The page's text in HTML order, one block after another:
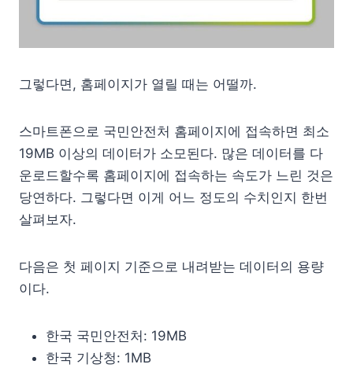
그렇다면, 홈페이지가 열릴 때는 어떨까.
스마트폰으로 국민안전처 홈페이지에 접속하면 최소
19MB 이상의 데이터가 소모된다. 많은 데이터를 다
운로드할수록 홈페이지에 접속하는 속도가 느린 것은
당연하다. 그렇다면 이게 어느 정도의 수치인지 한번
살펴보자.
다음은 첫 페이지 기준으로 내려받는 데이터의 용량
이다.
한국 국민안전처: 19MB
한국 기상청: 1MB